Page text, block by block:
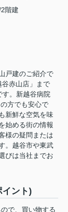
階建
戸建のご紹介で
赤山店」まで
す。新越谷病院
方でも安心で
新鮮な空気を味
始める街の情報
様の疑問または
。越谷市や東武
びは当社までお
ント)
で、買い物する